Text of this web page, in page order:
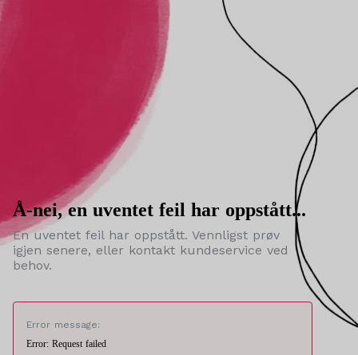
Å-nei, en uventet feil har oppstått...
En uventet feil har oppstått. Vennligst prøv
igjen senere, eller kontakt kundeservice ved
behov.
Error message:
Error: Request failed